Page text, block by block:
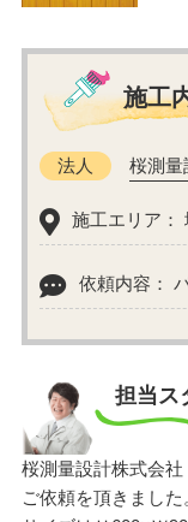
施工
法人 桜測
施工エリア：
依頼内容：
担当ス
桜測量設計株式会
ご依頼を頂きました